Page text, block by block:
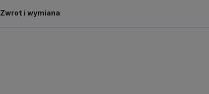
Zwrot i wymiana